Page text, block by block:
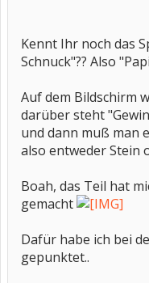
Kennt Ihr noch das
Schnuck"?? Also
Auf dem Bildschirm
darüber steht
und dann muß man
also entweder Stein
Boah, das Teil hat
gemacht
Dafür habe ich bei
gepunktet..